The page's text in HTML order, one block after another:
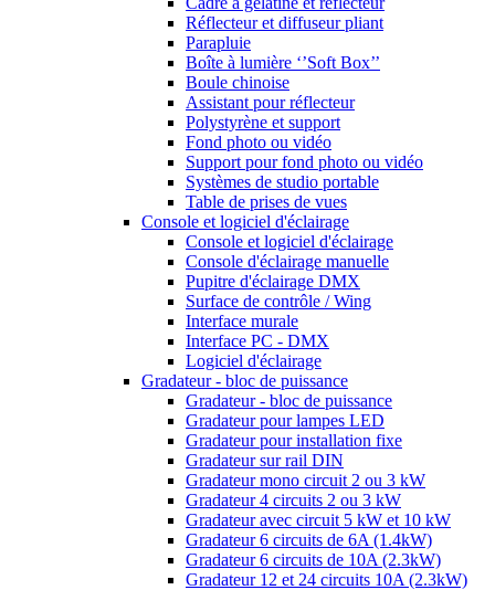
Réflecteur et diffuseur pliant
Parapluie
Boîte à lumière ‘’Soft Box’’
Boule chinoise
Assistant pour réflecteur
Polystyrène et support
Fond photo ou vidéo
Support pour fond photo ou vidéo
Systèmes de studio portable
Table de prises de vues
Console et logiciel d'éclairage
Console et logiciel d'éclairage
Console d'éclairage manuelle
Pupitre d'éclairage DMX
Surface de contrôle / Wing
Interface murale
Interface PC - DMX
Logiciel d'éclairage
Gradateur - bloc de puissance
Gradateur - bloc de puissance
Gradateur pour lampes LED
Gradateur pour installation fixe
Gradateur sur rail DIN
Gradateur mono circuit 2 ou 3 kW
Gradateur 4 circuits 2 ou 3 kW
Gradateur avec circuit 5 kW et 10 kW
Gradateur 6 circuits de 6A (1.4kW)
Gradateur 6 circuits de 10A (2.3kW)
Gradateur 12 et 24 circuits 10A (2.3kW)